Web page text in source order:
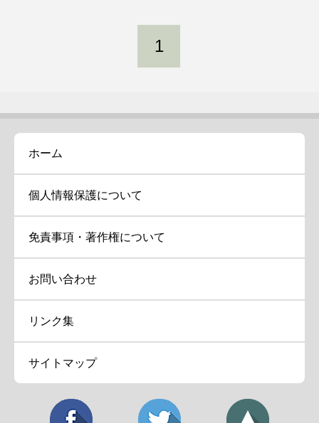
1
ホーム
個人情報保護について
免責事項・著作権について
お問い合わせ
リンク集
サイトマップ